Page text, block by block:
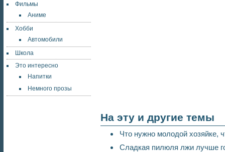
Фильмы
Аниме
Хобби
Автомобили
Школа
Это интересно
Напитки
Немного прозы
На эту и другие темы
Что нужно молодой хозяйке,
Сладкая пилюля лжи лучше